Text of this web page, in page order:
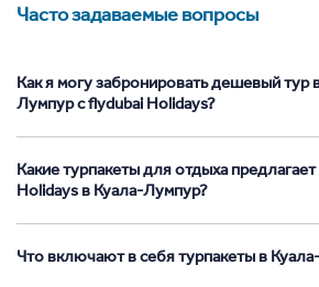
Часто задаваемые вопросы
Как я могу забронировать дешевый тур
Лумпур с flydubai Holidays?
Какие турпакеты для отдыха
Holidays в Куала-Лумпур?
Что включают в себя турпакеты в